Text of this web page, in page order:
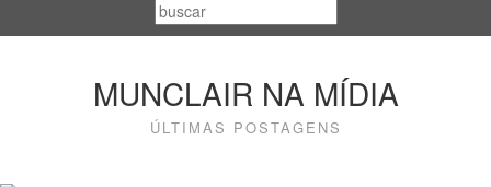
MUNCLAIR NA MÍDIA
ÚLTIMAS POSTAGENS